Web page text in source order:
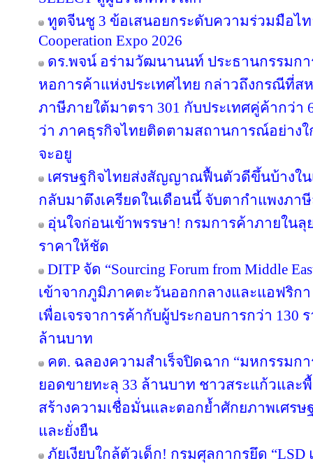
ทูตจีนชู 3 ข้อเสนอยกระดับความร่วมมือไท
Cooperation Expo 2026
ดร.พจน์ อร่ามวัฒนานนท์ ประธานกรรมก
หอการค้าแห่งประเทศไทย กล่าวถึงกรณีที่ส
ภาษีภายใต้มาตรา 301 กับประเทศคู่ค้ากว่า
ว่า ภาคธุรกิจไทยติดตามสถานการณ์อย่าง
จะอยู
เศรษฐกิจไทยส่งสัญญาณฟื้นตัวดีขึ้นบ้างใ
กลับมาตึงเครียดในเดือนนี้ จับตากำแพงภา
อุ่นใจก่อนเข้าพรรษา! กรมการค้าภายใน
ราคาให้ชัด
DITP จัด “Sourcing Forum from Middle
เข้าจากภูมิภาคตะวันออกกลางและแอฟริกา
เพื่อเจรจาการค้ากับผู้ประกอบการกว่า 130
ล้านบาท
คต. ฉลองความสำเร็จปิดฉาก “มหกรรมก
ยอดขายทะลุ 33 ล้านบาท ชาวสระแก้วและ
สร้างความเชื่อมั่นและตอกย้ำศักยภาพเศร
และยั่งยืน
ภัยเงียบใกล้ตัวเด็ก! กรมศุลกากรยึด